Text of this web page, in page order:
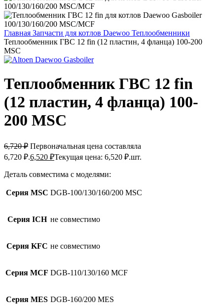
Главная Запчасти для котлов Daewoo Теплообменники
Теплообменник ГВС 12 fin (12 пластин, 4 фланца) 100-200
MSC
Теплообменник ГВС 12 fin
(12 пластин, 4 фланца) 100-
200 MSC
6,720₽ Первоначальная цена составляла
6,720 ₽.6,520 ₽Текущая цена: 6,520 ₽.шт.
Деталь совместима с моделями:
Серия MSC DGB-100/130/160/200 MSC
Серия ICH не совместимо
Серия KFC не совместимо
Серия MCF DGB-110/130/160 MCF
Серия MES DGB-160/200 MES